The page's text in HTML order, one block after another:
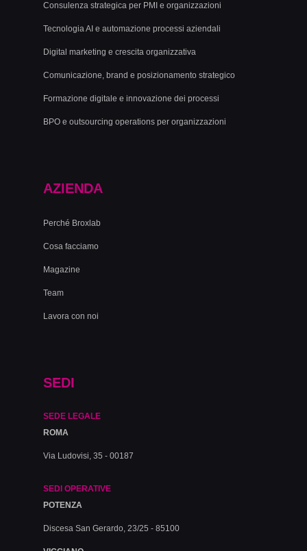
Consulenza strategica per PMI e organizzazioni
Tecnologia AI e automazione processi aziendali
Digital marketing e crescita organizzativa
Comunicazione, brand e posizionamento strategico
Formazione digitale e innovazione dei processi
BPO e outsourcing operations per organizzazioni
AZIENDA
Perché Broxlab
Cosa facciamo
Magazine
Team
Lavora con noi
SEDI
SEDE LEGALE
ROMA
Via Ludovisi, 35 - 00187
SEDI OPERATIVE
POTENZA
Discesa San Gerardo, 23/25 - 85100